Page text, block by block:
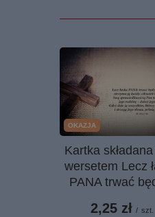
OKAZJA
Kartka
wersetem Lecz
PANA trwać
2,25 zł / szt.